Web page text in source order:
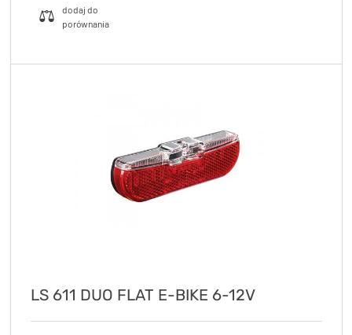
LS 611 DUO FLAT E-BIKE 6-12V